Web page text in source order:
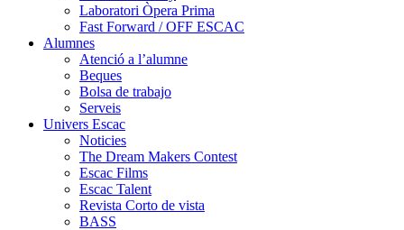
Laboratori Òpera Prima
Fast Forward / OFF ESCAC
Alumnes
Atenció a l’alumne
Beques
Bolsa de trabajo
Serveis
Univers Escac
Noticies
The Dream Makers Contest
Escac Films
Escac Talent
Revista Corto de vista
BASS